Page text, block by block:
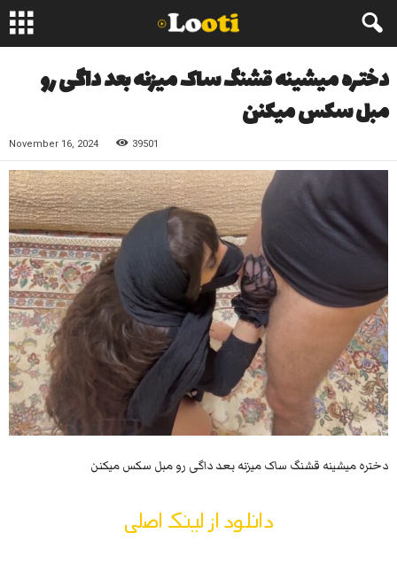
دختره میشینه قشنگ ساک میزنه بعد داگی رو
مبل سکس میکنن
November 16, 2024 39501
دختره میشینه قشنگ ساک میزنه بعد داگی رو مبل سکس میکنن
دانلود از لینک اصلی